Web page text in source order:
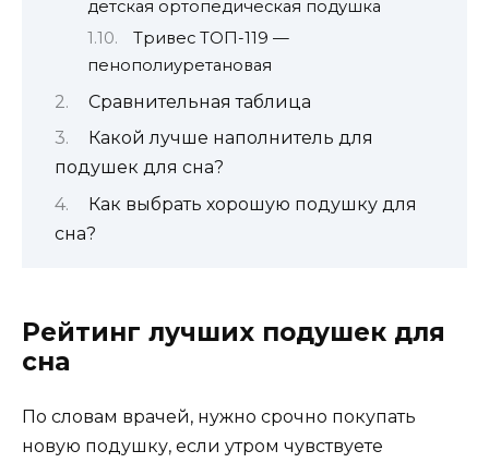
детская ортопедическая подушка
Тривес ТОП-119 —
пенополиуретановая
Сравнительная таблица
Какой лучше наполнитель для
подушек для сна?
Как выбрать хорошую подушку для
сна?
Рейтинг лучших подушек для
сна
По словам врачей, нужно срочно покупать
новую подушку, если утром чувствуете